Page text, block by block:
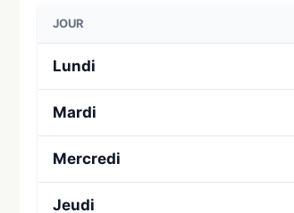
JOUR
Lundi
Mardi
Mercredi
Jeudi